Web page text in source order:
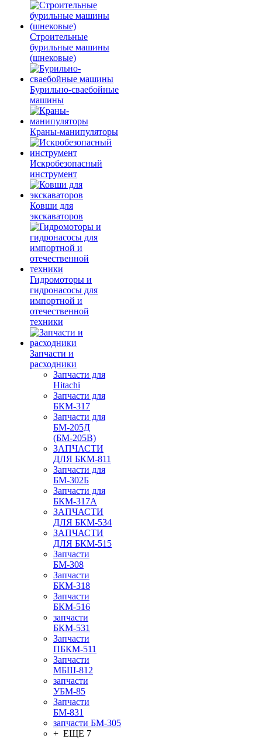
Строительные
бурильные машины
(шнековые)
Бурильно-сваебойные
машины
Краны-манипуляторы
Искробезопасный
инструмент
Ковши для
экскаваторов
Гидромоторы и
гидронасосы для
импортной и
отечественной
техники
Запчасти и
расходники
Запчасти для
Hitachi
Запчасти для
БКМ-317
Запчасти для
БМ-205Д
(БМ-205В)
ЗАПЧАСТИ
ДЛЯ БКМ-811
Запчасти для
БМ-302Б
Запчасти для
БКМ-317А
ЗАПЧАСТИ
ДЛЯ БКМ-534
ЗАПЧАСТИ
ДЛЯ БКМ-515
Запчасти
БМ-308
Запчасти
БКМ-318
Запчасти
БКМ-516
запчасти
БКМ-531
Запчасти
ПБКМ-511
Запчасти
МБШ-812
запчасти
УБМ-85
Запчасти
БМ-831
запчасти БМ-305
+ ЕЩЕ 7